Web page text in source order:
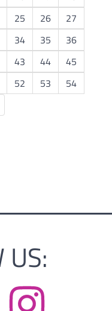
25 26
27
34 35
36
43 44
45
52 53
54
US: